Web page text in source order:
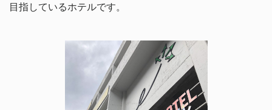
目指しているホテルです。